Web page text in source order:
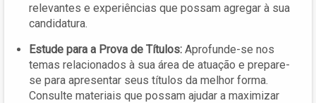
relevantes e experiências que possam agregar à sua
candidatura.
Estude para a Prova de Títulos: Aprofunde-se nos
temas relacionados à sua área de atuação e prepare-
se para apresentar seus títulos da melhor forma.
Consulte materiais que possam ajudar a maximizar